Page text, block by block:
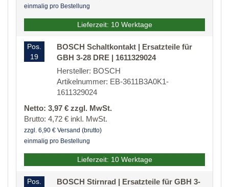
einmalig pro Bestellung
Lieferzeit: 10 Werktage
Pos.
19
BOSCH Schaltkontakt | Ersatzteile für
GBH 3-28 DRE | 1611329024
Hersteller: BOSCH
Artikelnummer: EB-3611B3A0K1-
1611329024
Netto: 3,97 € zzgl. MwSt.
Brutto: 4,72 € inkl. MwSt.
zzgl. 6,90 € Versand (brutto)
einmalig pro Bestellung
Lieferzeit: 10 Werktage
Pos.
BOSCH Stirnrad | Ersatzteile für GBH 3-